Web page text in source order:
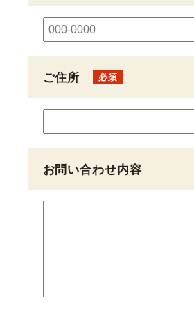
ご住所
お問い合わせ内容